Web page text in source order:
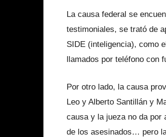
La causa federal se
testimoniales, se trató de
SIDE (inteligencia), como
llamados por teléfono con
Por otro lado, la causa
Leo y Alberto Santillán y
causa y la jueza no da por
de los asesinados… pero